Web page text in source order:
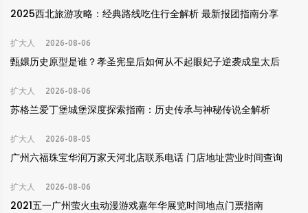
2025西北旅游攻略：经典路线吃住行全解析 最新报团指南分享
扩大人 2026-08-06
甄嬛历史原型是谁？孝圣宪皇后如何从不起眼妃子逆袭成皇太后
扩大人 2026-08-06
苏格兰爱丁堡城堡深度探索指南：历史传承与神秘传说全解析
扩大人 2026-08-05
广州六福珠宝华润万家天河北店联系电话 门店地址营业时间查询
扩大人 2026-08-06
2021五一广州萤火虫动漫游戏嘉年华展览时间地点门票指南